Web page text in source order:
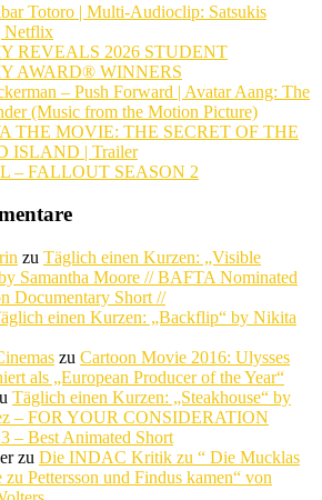
Totoro | Multi-Audioclip: Satsukis
Netflix
REVEALS 2026 STUDENT
AWARD® WINNERS
– Push Forward | Avatar Aang: The
(Music from the Motion Picture)
THE MOVIE: THE SECRET OF THE
ISLAND | Trailer
– FALLOUT SEASON 2
zu Täglich einen Kurzen: „Visible
Samantha Moore // BAFTA Nominated
Documentary Short //
einen Kurzen: „Backflip“ by Nikita
zu Cartoon Movie 2016: Ulysses
als „European Producer of the Year“
Täglich einen Kurzen: „Steakhouse“ by
– FOR YOUR CONSIDERATION
– Best Animated Short
zu Die INDAC Kritik zu “ Die Mucklas
Pettersson und Findus kamen“ von